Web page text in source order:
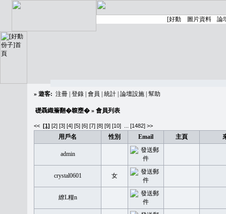
» 遊客: 注冊 登錄 會員 統計 論壇設施 幫助
礎聶織簷翻�䪖壅� » 會員列表
<< [1] [2] [3] [4] [5] [6] [7] [8] [9] [10] [1482] >>
用戶名 性別 Email 主頁
admin
crystal0601 女
繚L糧n